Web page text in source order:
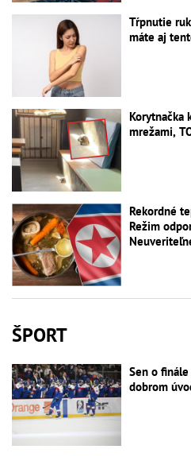
Tŕpnutie
máte aj
Korytnačka
mrežami,
Rekordné
Režim
ŠPORT
Sen o
dobrom